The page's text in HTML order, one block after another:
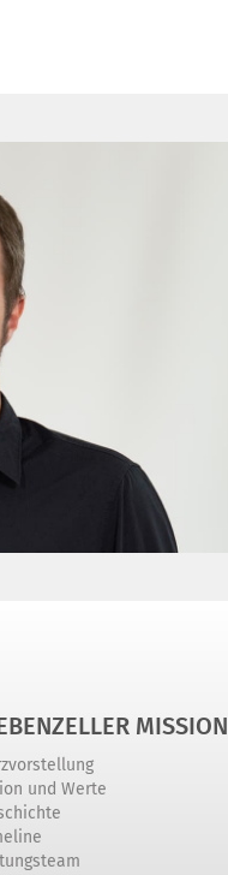
MISSION
und Werte